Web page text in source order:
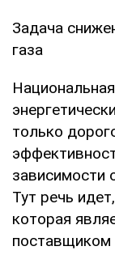
Задача
газа
только
зависимости
Тут речь
которая
поставщиком